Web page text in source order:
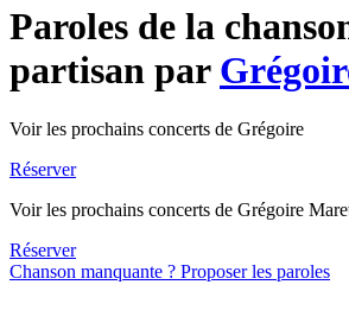
Paroles de la
partisan par
Voir les prochains concerts de Grégoire
Réserver
Voir les prochains concerts de Grégoire
Réserver
Chanson manquante ? Proposer les paroles